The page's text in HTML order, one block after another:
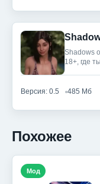
Shadows
18+, где
Версия: 0.5 485 Мб
Похожее
Мод